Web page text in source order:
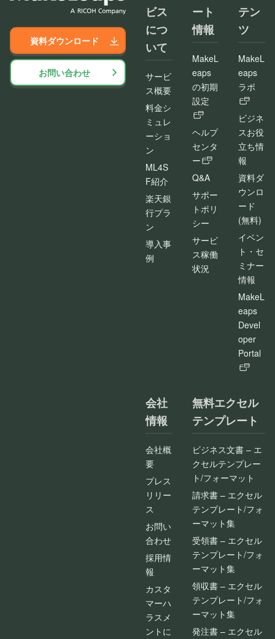
資料ダウンロード
お問い合わせ
ビス
につ
いて
サービ
ス概要
料金シ
ミュレ
ーショ
ン
ML4S
F紹介
楽天銀
行プラ
ン
導入事
例
ート
情報
MakeL
eaps
の初期
設定
ヘルプ
センタ
ー
Q&A
サポー
トポリ
シー
サービ
ス稼働
状況
テン
ツ
MakeL
eaps
ラボ
ビジネ
スお役
立ち情
報
資料ダ
ウンロ
ード
(無料)
イベン
ト・セ
ミナー
情報
MakeL
eaps
Devel
oper
Portal
会社
情報
会社概
要
プレス
リリー
ス
お問い
合わせ
採用情
報
カスタ
マーハ
ラスメ
ントに
無料エクセル
テンプレート
ビジネス文書 – エ
クセルテンプレー
ト/フォーマット
請求書 – エクセル
テンプレート/フォ
ーマット集
受領書 – エクセル
テンプレート/フォ
ーマット集
領収書 – エクセル
テンプレート/フォ
ーマット集
発注書 – エクセル